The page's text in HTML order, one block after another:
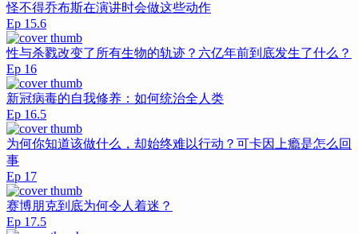
怪不得乔布斯在演讲时会做这些动作
Ep 15.6
性与杀戮改变了所有生物的轨迹？六亿年前到底发生了什么？
Ep 16
新冠病毒的自我修养：如何统治全人类
Ep 16.5
为何你知道该做什么，却始终难以行动？可卡因上瘾是怎么回
事
Ep 17
赛博朋克到底为何令人着迷？
Ep 17.5